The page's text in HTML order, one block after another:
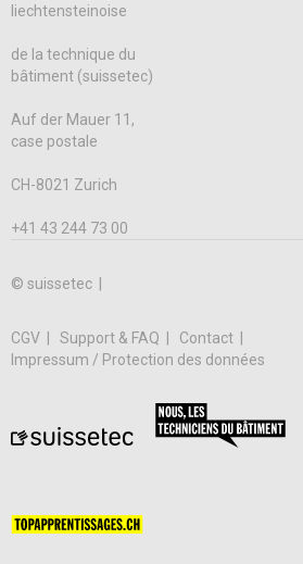
liechtensteinoise
de la technique du
bâtiment (suissetec)
Auf der Mauer 11,
case postale
CH-8021 Zurich
+41 43 244 73 00
© suissetec |
CGV Support & FAQ
Contact
Impressum / Protection des données